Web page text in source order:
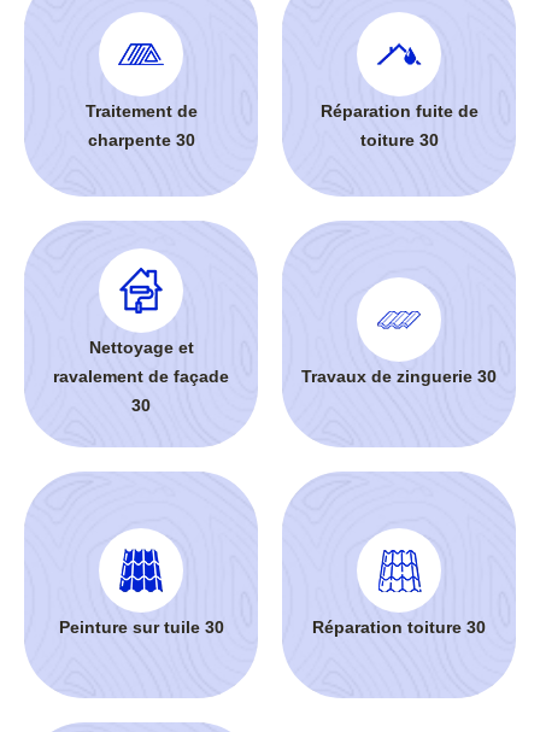
Traitement de
charpente 30
Réparation fuite de
toiture 30
Nettoyage et
ravalement de façade
30
Travaux de zinguerie 30
Peinture sur tuile 30 Réparation toiture 30